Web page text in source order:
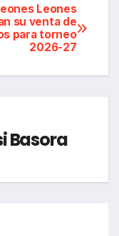
Leones
su venta de
para torneo
2026-27
Basora